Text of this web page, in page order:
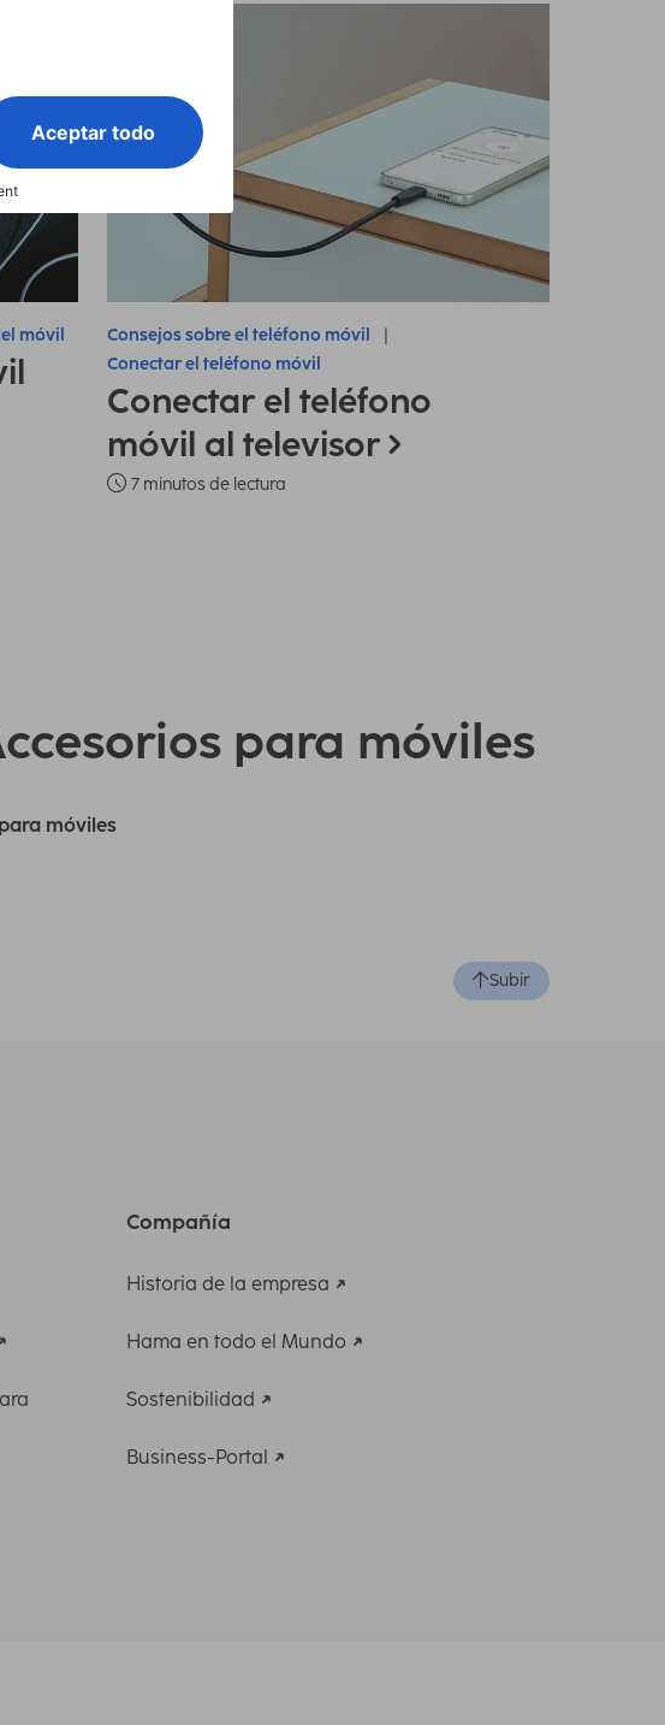
móvil
Consejos sobre el teléfono móvil
Conectar el teléfono móvil
Conectar el teléfono
móvil al televisor
7 minutos de lectura
para móviles
móviles
Subir
Compañía
Historia de la empresa
Hama en todo el Mundo
Sostenibilidad
Business-Portal